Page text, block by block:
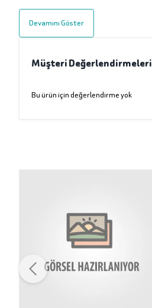
Devamını Göster
Müşteri Değerlendirmeleri
Bu ürün için değerlendirme yok